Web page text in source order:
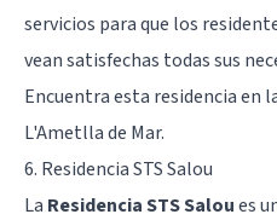
servicios para que los
vean satisfechas todas sus
Encuentra esta residencia en
L'Ametlla de Mar.
6. Residencia STS Salou
La Residencia STS Saloues